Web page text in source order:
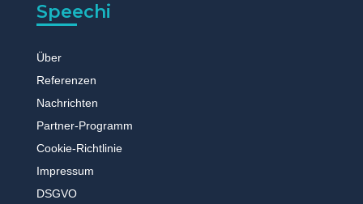
Speechi
Über
Referenzen
Nachrichten
Partner-Programm
Cookie-Richtlinie
Impressum
DSGVO